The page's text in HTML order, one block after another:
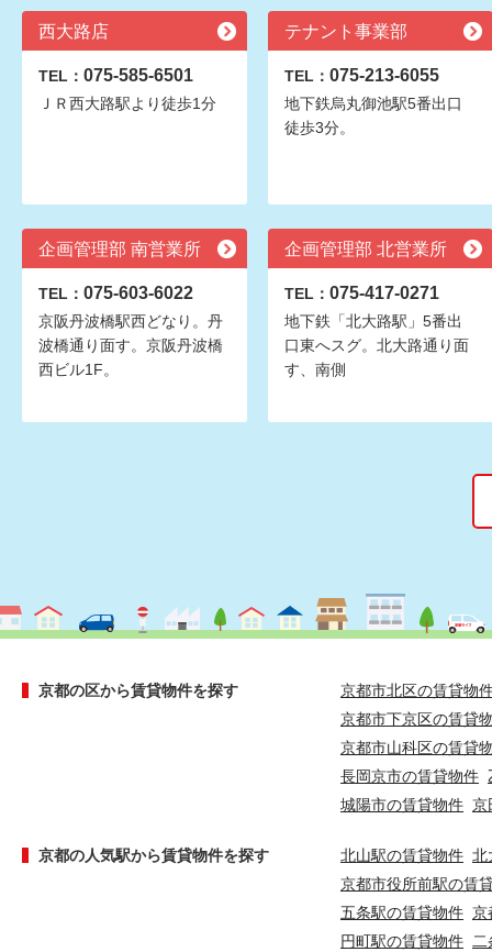
西大路店
TEL： 075-585-6501
ＪＲ西大路駅より徒歩1分
テナント事業部
TEL： 075-213-6055
地下鉄烏丸御池駅5番出口
徒歩3分。
企画管理部 南営業所
TEL： 075-603-6022
京阪丹波橋駅西どなり。丹
波橋通り面す。京阪丹波橋
西ビル1F。
企画管理部 北営業所
TEL： 075-417-0271
地下鉄「北大路駅」5番出
口東へスグ。北大路通り面
す、南側
京都の区から賃貸物件を探す
京都市北区の賃貸物
京都市下京区の賃貸
京都市山科区の賃貸
長岡京市の賃貸物件
城陽市の賃貸物件 京
京都の人気駅から賃貸物件を探す 北山駅の賃貸物件 北
京都市役所前駅の賃
五条駅の賃貸物件 京
円町駅の賃貸物件